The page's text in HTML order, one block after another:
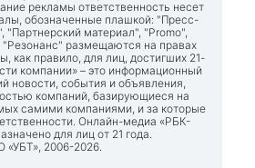
рекламы ответственность несет
обозначенные плашкой: "Пресс-
"Партнерский материал", "Promo",
"Резонанс" размещаются на правах
как правило, для лиц, достигших 21-
компании» – это информационный
новости, события и объявления,
компаний, базирующиеся на
самими компаниями, и за которые
Онлайн-медиа «РБК-
для лиц от 21 года.
2006-2026.